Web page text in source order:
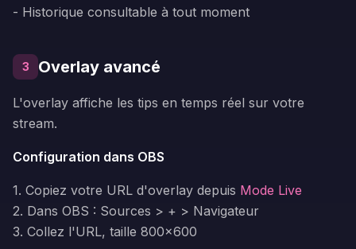
- Historique consultable à tout moment
3 Overlay avancé
L'overlay affiche les tips en temps réel sur votre
stream.
Configuration dans OBS
1. Copiez votre URL d'overlay depuis Mode Live
2. Dans OBS : Sources > + > Navigateur
3. Collez l'URL, taille 800x600